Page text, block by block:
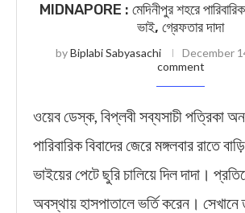
MIDNAPORE : মেদিনীপুর শহরে পারিবারিক
ভাই, গ্রেফতার দাদা
byBiplabi Sabyasachi December
comment
ওয়েব ডেস্ক, বিপ্লবী সব্যসাচী পত্রিকা
পারিবারিক বিবাদের জেরে মঙ্গলবার রাতে
ভাইয়ের পেটে ছুরি চালিয়ে দিল দাদা।
অবস্থায় হাসপাতালে ভর্তি করেন।